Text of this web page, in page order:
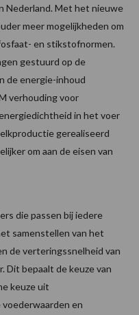
Nederland. Met het nieuwe
meer mogelijkheden om
en stikstofnormen.
gestuurd op de
de energie-inhoud
verhouding voor
in het voer
gerealiseerd
om aan de eisen van
die passen bij iedere
samenstellen van het
de verteringssnelheid van
Dit bepaalt de keuze van
keuze uit
en